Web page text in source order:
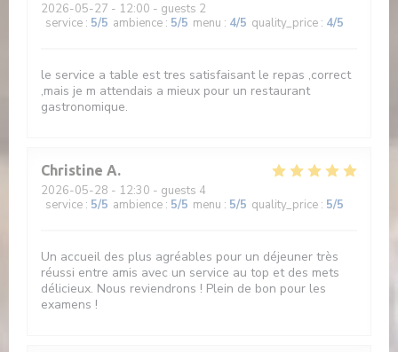
2026-05-27 - 12:00 - guests 2
service : 5/5 ambience : 5/5 menu : 4/5 quality_price : 4/5
le service a table est tres satisfaisant le repas ,correct
,mais je m attendais a mieux pour un restaurant
gastronomique.
Christine A
2026-05-28 - 12:30 - guests 4
service : 5/5 ambience : 5/5 menu : 5/5 quality_price : 5/5
Un accueil des plus agréables pour un déjeuner très
réussi entre amis avec un service au top et des mets
délicieux. Nous reviendrons ! Plein de bon pour les
examens !